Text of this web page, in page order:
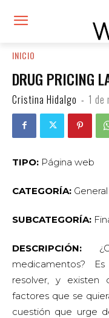
INICIO
DRUG PRICING
Cristina Hidalgo - 1 de
TIPO: Página web
CATEGORÍA: General
SUBCATEGORÍA:
DESCRIPCIÓN:
medicamentos?
resolver, y existen
factores que se
cuestión que urge